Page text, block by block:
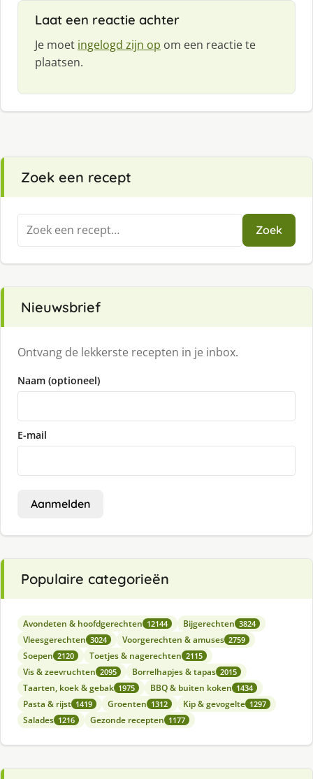
Laat een reactie achter
Je moet ingelogd zijn op om een reactie te
plaatsen.
Zoek een recept
Zoeken
naar:
Zoek
Nieuwsbrief
Ontvang de lekkerste recepten in je inbox.
Naam (optioneel)
E-mail
Aanmelden
Populaire categorieën
Avondeten & hoofdgerechten 12144 Bijgerechten 3824
Vleesgerechten 3024 Voorgerechten & amuses 2759
Soepen 2120 Toetjes & nagerechten 2115
Vis & zeevruchten 2095 Borrelhapjes & tapas 2015
Taarten, koek & gebak 1975 BBQ & buiten koken 1434
Pasta & rijst 1419 Groenten 1312 Kip & gevogelte 1297
Salades 1216 Gezonde recepten 1177